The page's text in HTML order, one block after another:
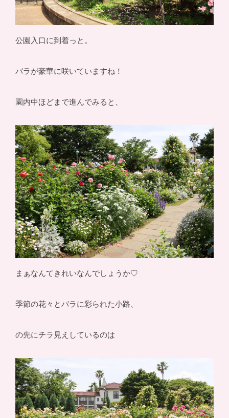
公園入口に到着っと。
バラが豪華に咲いていますね！
園内中ほどまで進んでみると、
まぁなんてきれいなんでしょうか♡
季節の花々とバラに彩られた小路、
の先にチラ見えしているのは